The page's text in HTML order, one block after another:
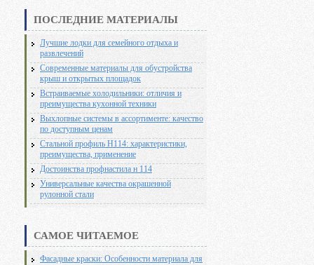
ПОСЛЕДНИЕ МАТЕРИАЛЫ
Лучшие лодки для семейного отдыха и
развлечений
Современные материалы для обустройства
крыш и открытых площадок
Встраиваемые холодильники: отличия и
преимущества кухонной техники
Выхлопные системы в ассортименте: качество
по доступным ценам
Стальной профиль Н114: характеристики,
преимущества, применение
Достоинства профнастила н 114
Универсальные качества окрашенной
рулонной стали
САМОЕ ЧИТАЕМОЕ
Фасадные краски: Особенности материала для